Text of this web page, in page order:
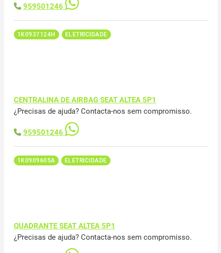
959501246
1K0937124H ELETRICIDADE
CENTRALINA DE AIRBAG SEAT ALTEA 5P1
¿Precisas de ajuda? Contacta-nos sem compromisso.
959501246
1K0909605A ELETRICIDADE
QUADRANTE SEAT ALTEA 5P1
¿Precisas de ajuda? Contacta-nos sem compromisso.